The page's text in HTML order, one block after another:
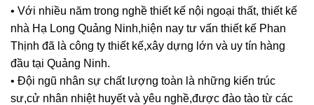
• Với nhiều năm trong nghề thiết kế nội ngoại thất, thiết kế
nhà Hạ Long Quảng Ninh,hiện nay tư vấn thiết kế Phan
Thịnh đã là công ty thiết kế,xây dựng lớn và uy tín hàng
đầu tại Quảng Ninh.
• Đội ngũ nhân sự chất lượng toàn là những kiến trúc
sư,cử nhân nhiệt huyết và yêu nghề,được đào tào từ các